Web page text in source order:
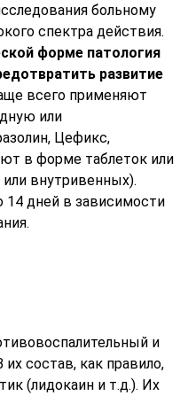
больному
спектра действия.
форме патология
развитие
всего применяют
или
Цефикс,
в форме таблеток или
внутривенных).
14 дней в зависимости
и
состав, как правило,
(лидокаин и т.д.). Их